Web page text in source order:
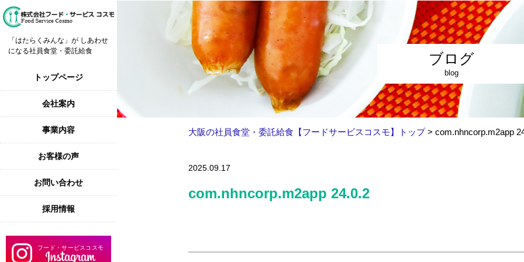
「はたらくみんな」が しあわせ
になる社員食堂・委託給食
トップページ
会社案内
事業内容
お客様の声
お問い合わせ
採用情報
ブログ
blog
大阪の社員食堂・委託給食【フードサービスコスモ】トップ> com.nhncorp.m2app
2025.09.17
com.nhncorp.m2app 24.0.2